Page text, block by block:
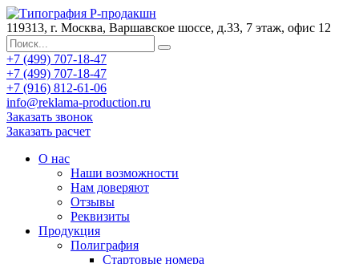
119313, г. Москва, Варшавское шоссе, д.33, 7 этаж, офис 12
+7 (499) 707-18-47
+7 (499) 707-18-47
+7 (916) 812-61-06
info@reklama-production.ru
Заказать звонок
Заказать расчет
О нас
Наши возможности
Нам доверяют
Отзывы
Реквизиты
Продукция
Полиграфия
Стартовые номера